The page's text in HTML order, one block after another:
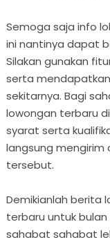
Semoga saja info
ini nantinya dapat
Silakan gunakan
serta
sekitarnya. Bagi
lowongan terbaru
syarat serta
langsung mengirim
tersebut.
Demikianlah berita
terbaru untuk
sahabat sahabat